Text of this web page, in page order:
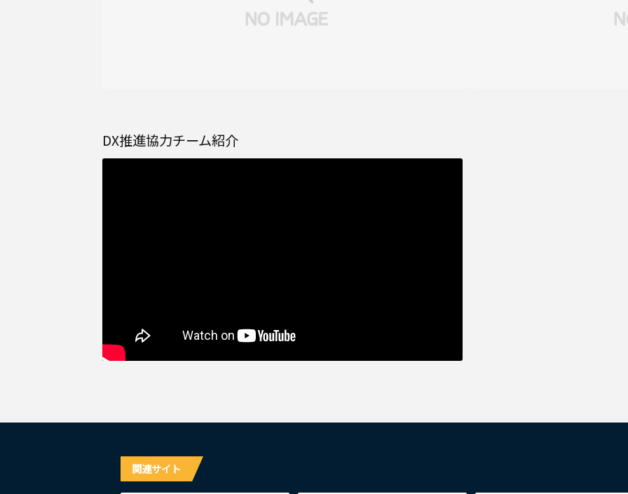
DX推進協力チーム紹介
関連サイト